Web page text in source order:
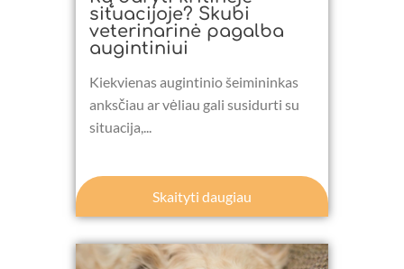
situacijoje? Skubi
veterinarinė pagalba
augintiniui
Kiekvienas augintinio šeimininkas
anksčiau ar vėliau gali susidurti su
situacija,...
Skaityti daugiau